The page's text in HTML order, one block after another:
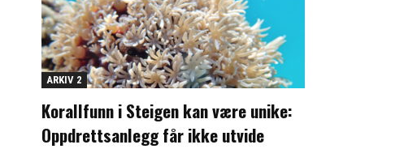
ARKIV 2
Korallfunn i Steigen kan være unike:
Oppdrettsanlegg får ikke utvide